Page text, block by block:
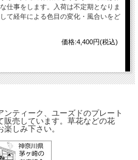
仕事をします。入荷は不定期となりま
て経年による色目の変化・風合いをど
価格:4,400円(税込)
ティーク、ユーズドのプレート
販売しています。草花などの花
しみ下さい。